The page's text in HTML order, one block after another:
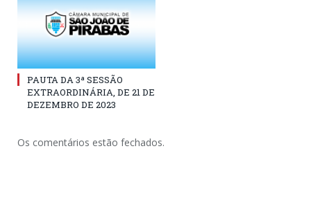
PAUTA DA 3ª SESSÃO
EXTRAORDINÁRIA, DE 21 DE
DEZEMBRO DE 2023
Os comentários estão fechados.